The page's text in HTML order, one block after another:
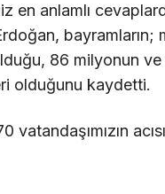
en anlamlı
bayramların;
86 milyonun
olduğunu kaydetti.